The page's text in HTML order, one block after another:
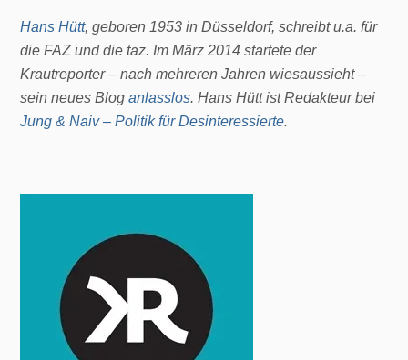
Hans Hütt, geboren 1953 in Düsseldorf, schreibt u.a. für
die FAZ und die taz. Im März 2014 startete der
Krautreporter– nach mehreren Jahrenwiesaussieht–
sein neues Bloganlasslos.Hans Hütt ist Redakteur bei
Jung & Naiv – Politik für Desinteressierte.